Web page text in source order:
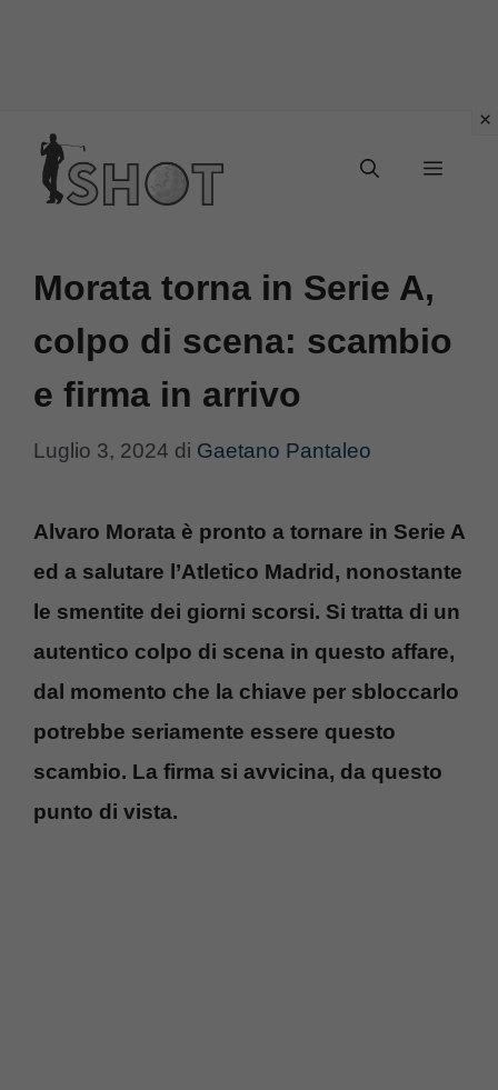
contenuto
Menu
Morata torna in Serie A,
colpo di scena: scambio
e firma in arrivo
Luglio 3, 2024 di Gaetano Pantaleo
Alvaro Morata è pronto a tornare in Serie A
ed a salutare l’Atletico Madrid, nonostante
le smentite dei giorni scorsi. Si tratta di un
autentico colpo di scena in questo affare,
dal momento che la chiave per sbloccarlo
potrebbe seriamente essere questo
scambio. La firma si avvicina, da questo
punto di vista.